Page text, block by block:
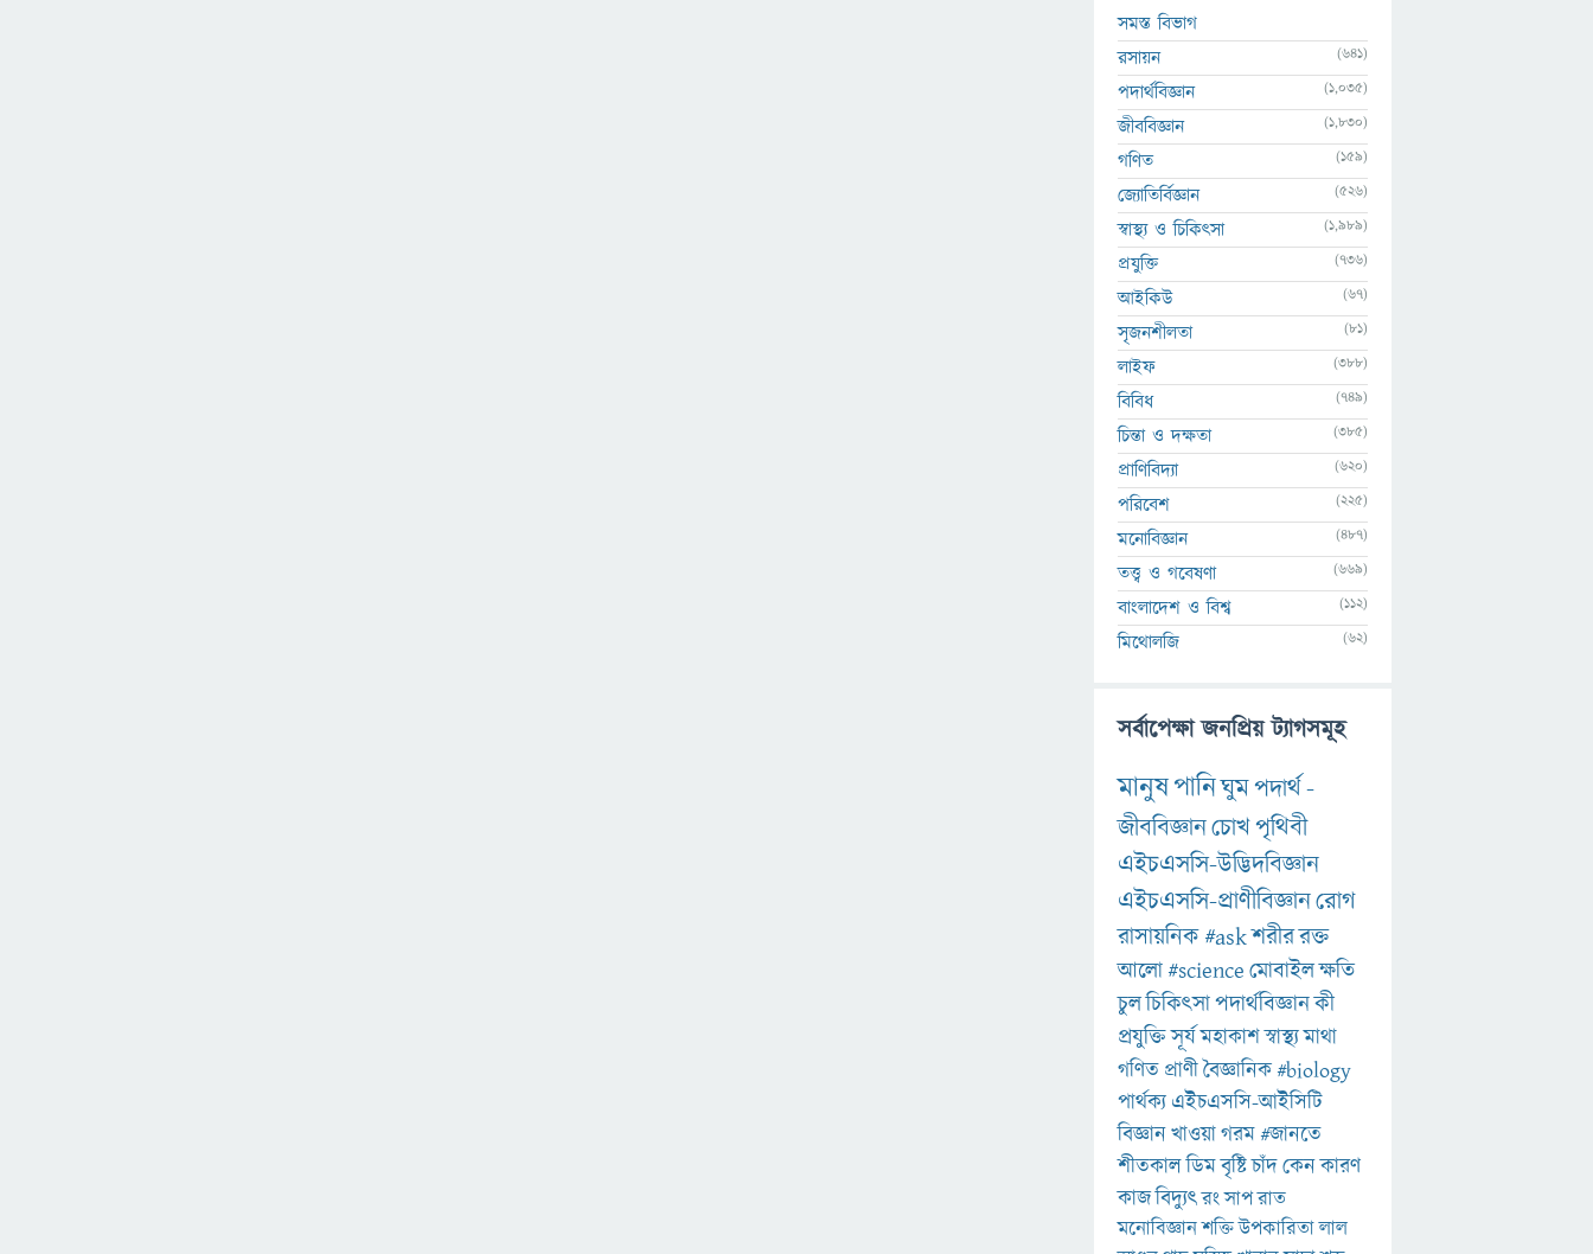
সমস্ত বিভাগ
রসায়ন
(641)
পদার্থবিজ্ঞান (1,035)
জীববিজ্ঞান (1,830)
গণিত (159)
জ্যোতির্বিজ্ঞান (526)
স্বাস্থ্য ও চিকিৎসা (1,989)
প্রযুক্তি (736)
আইকিউ (67)
সৃজনশীলতা (81)
লাইফ (388)
বিবিধ (749)
চিন্তা ও দক্ষতা (385)
প্রাণিবিদ্যা (620)
পরিবেশ (225)
মনোবিজ্ঞান (487)
তত্ত্ব ও গবেষণা (669)
বাংলাদেশ ও বিশ্ব (112)
মিথোলজি (62)
সর্বাপেক্ষা জনপ্রিয় ট্যাগসমূহ
মানুষপানিঘুমপদার্থ-
জীববিজ্ঞানচোখপৃথিবী
এইচএসসি-উদ্ভিদবিজ্ঞান
এইচএসসি-প্রাণীবিজ্ঞানরোগ
রাসায়নিক#askশরীররক্ত
আলো#scienceমোবাইলক্ষতি
চুলচিকিৎসাপদার্থবিজ্ঞানকী
প্রযুক্তিসূর্যমহাকাশস্বাস্থ্যমাথা
গণিত প্রাণীবৈজ্ঞানিক#biology
পার্থক্য এইচএসসি-আইসিটি
বিজ্ঞানখাওয়াগরম#জানতে
শীতকালডিমবৃষ্টিচাঁদকেনকারণ
কাজবিদ্যুৎরংসাপরাত
মনোবিজ্ঞানশক্তিউপকারিতালাল